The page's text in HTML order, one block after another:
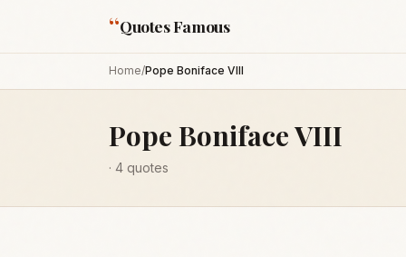
“Quotes Famous
Home/Pope Boniface VIII
Pope Boniface VIII
· 4 quotes